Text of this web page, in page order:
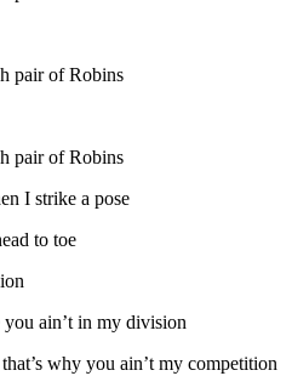
pair of Robins
pair of Robins
I strike a pose
to toe
you ain’t in my division
why you ain’t my competition